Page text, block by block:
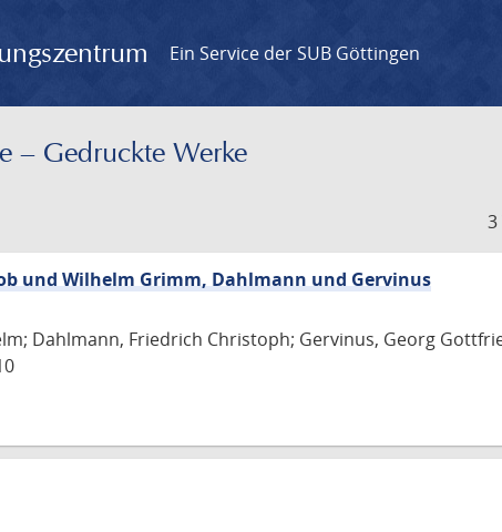
Ein Service der SUB Göttingen
– Gedruckte Werke
und Wilhelm Grimm, Dahlmann und Gervinus
Dahlmann, Friedrich Christoph; Gervinus, Georg